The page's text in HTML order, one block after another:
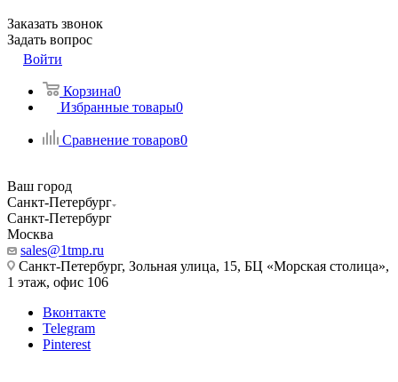
Заказать звонок
Задать вопрос
Войти
Корзина0
Избранные товары0
Сравнение товаров0
Ваш город
Санкт-Петербург
Санкт-Петербург
Москва
sales@1tmp.ru
Санкт-Петербург, Зольная улица, 15, БЦ «Морская столица»,
1 этаж, офис 106
Вконтакте
Telegram
Pinterest